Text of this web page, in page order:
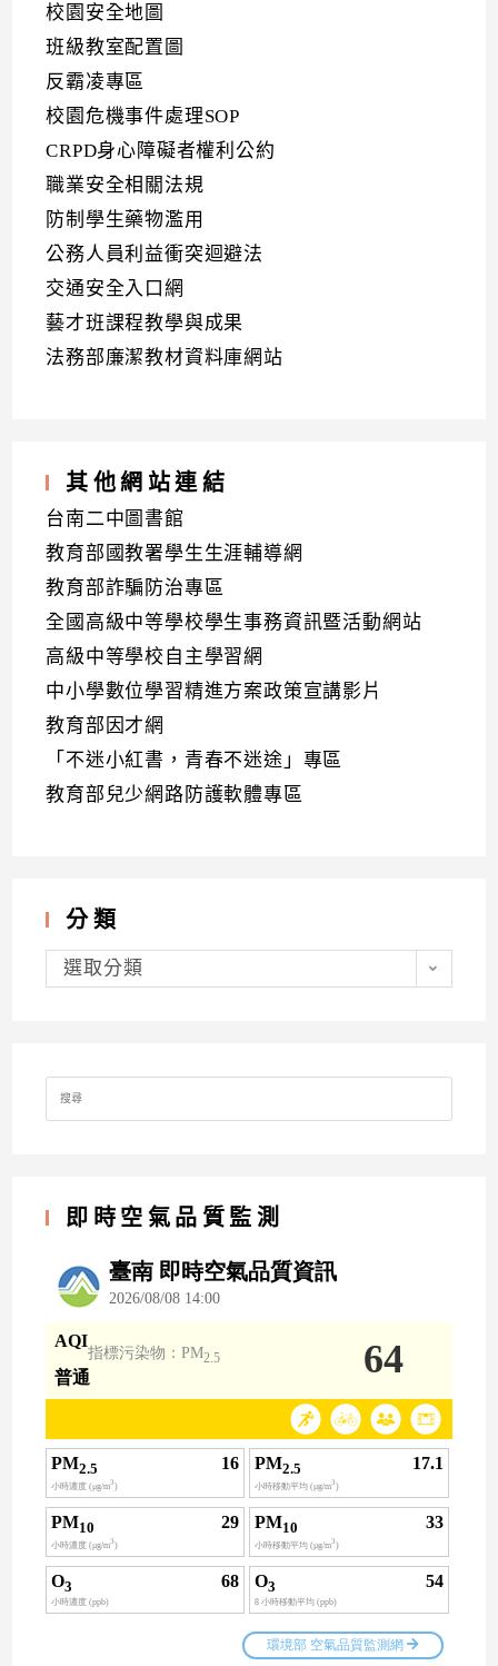
校園安全地圖
班級教室配置圖
反霸凌專區
校園危機事件處理SOP
CRPD身心障礙者權利公約
職業安全相關法規
防制學生藥物濫用
公務人員利益衝突迴避法
交通安全入口網
藝才班課程教學與成果
法務部廉潔教材資料庫網站
其他網站連結
台南二中圖書館
教育部國教署學生生涯輔導網
教育部詐騙防治專區
全國高級中等學校學生事務資訊暨活動網站
高級中等學校自主學習網
中小學數位學習精進方案政策宣講影片
教育部因才網
「不迷小紅書，青春不迷途」專區
教育部兒少網路防護軟體專區
分類
分
類選取分類
Search
for:
即時空氣品質監測